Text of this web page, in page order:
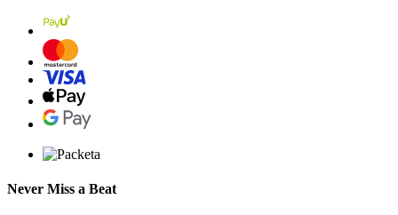
Never Miss a Beat